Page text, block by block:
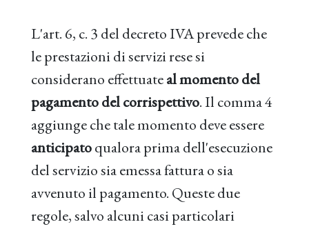
L'art. 6, c. 3 del decreto IVA prevede che
le prestazioni di servizi rese si
considerano effettuateal momento del
pagamento del corrispettivo. Il comma 4
aggiunge che tale momento deve essere
anticipatoqualora prima dell'esecuzione
del servizio sia emessa fattura o sia
avvenuto il pagamento. Queste due
regole, salvo alcuni casi particolari